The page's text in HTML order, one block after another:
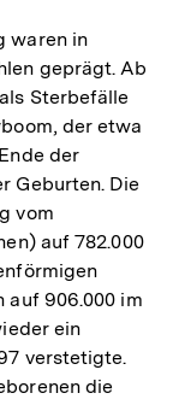
waren in
geprägt. Ab
Sterbefälle
der etwa
der
Geburten. Die
vom
auf 782.000
auf 906.000 im
ein
verstetigte.
die